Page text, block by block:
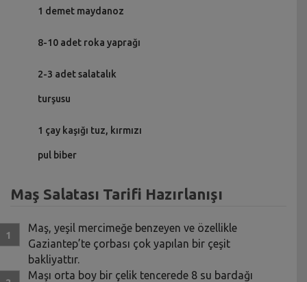
1 demet maydanoz
8-10 adet roka yaprağı
2-3 adet salatalık
turşusu
1 çay kaşığı tuz, kırmızı
pul biber
Maş Salatası Tarifi Hazırlanışı
Maş, yeşil mercimeğe benzeyen ve özellikle
Gaziantep’te çorbası çok yapılan bir çeşit
bakliyattır.
Maşı orta boy bir çelik tencerede 8 su bardağı